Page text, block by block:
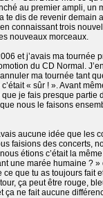
au premier ampli, un
te dis de revenir demain
connaissant trois
nouveaux morceaux.
et j’avais ma tournée
du CD Normal.
ma tournée tant
« sûr ! ». Avant
je fais presque partie
nous le faisons
aucune idée que les
faisions des concerts,
étions c’était la
une marée humaine ? »
que tu as toujours fait
ça peut être rouge,
ça ne fait aucune